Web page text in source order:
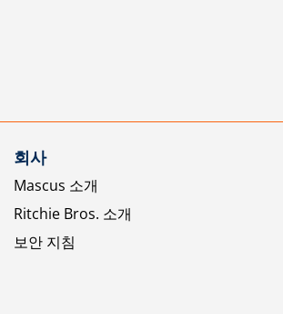
회사
Mascus 소개
Ritchie Bros. 소개
보안 지침